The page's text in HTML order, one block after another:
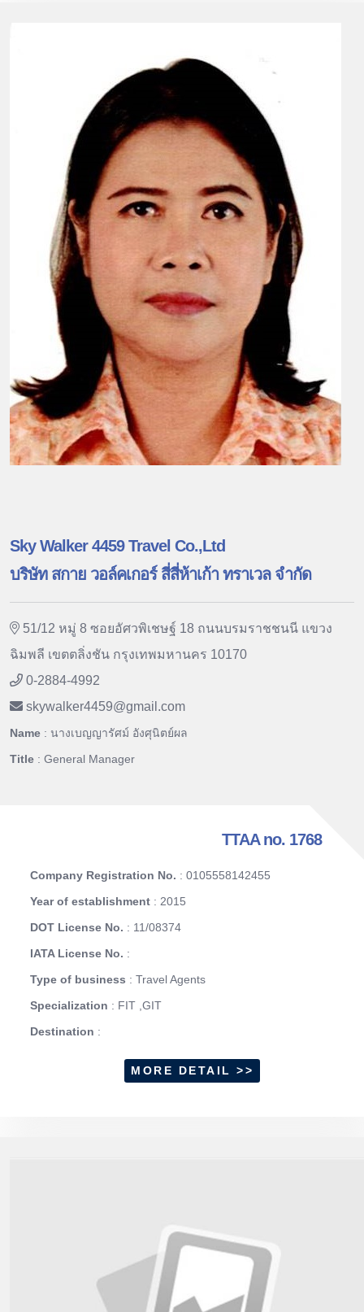
Sky Walker 4459 Travel Co.,Ltd
บริษัท สกาย วอล์คเกอร์ สี่สี่ห้าเก้า ทราเวล จำกัด
51/12 หมู่ 8 ซอยอัศวพิเชษฐ์ 18 ถนนบรมราชชนนี แขวง
ฉิมพลี เขตตลิ่งชัน กรุงเทพมหานคร 10170
0-2884-4992
skywalker4459@gmail.com
Name : นางเบญญารัศม์ อังศุนิตย์ผล
Title : General Manager
TTAA no. 1768
Company Registration No. : 0105558142455
Year of establishment : 2015
DOT License No. : 11/08374
IATA License No. :
Type of business : Travel Agents
Specialization : FIT ,GIT
Destination :
MORE DETAIL >>